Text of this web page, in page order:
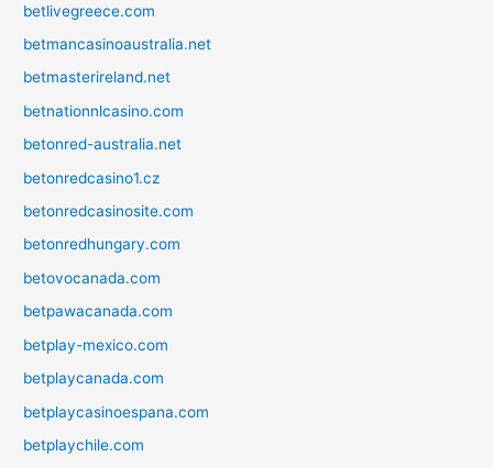
betlivegreece.com
betmancasinoaustralia.net
betmasterireland.net
betnationnlcasino.com
betonred-australia.net
betonredcasino1.cz
betonredcasinosite.com
betonredhungary.com
betovocanada.com
betpawacanada.com
betplay-mexico.com
betplaycanada.com
betplaycasinoespana.com
betplaychile.com